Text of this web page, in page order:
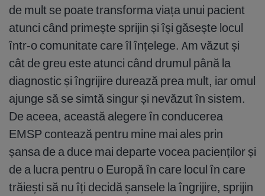
de mult se poate transforma viața unui pacient
atunci când primește sprijin și își găsește locul
într-o comunitate care îl înțelege. Am văzut și
cât de greu este atunci când drumul până la
diagnostic și îngrijire durează prea mult, iar omul
ajunge să se simtă singur și nevăzut în sistem.
De aceea, această alegere în conducerea
EMSP contează pentru mine mai ales prin
șansa de a duce mai departe vocea pacienților și
de a lucra pentru o Europă în care locul în care
trăiești să nu îți decidă șansele la îngrijire, sprijin